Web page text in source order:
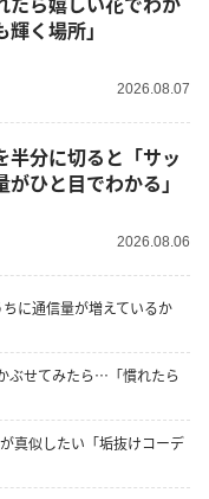
く場所」
2026.08.07
半分に切ると「サッ
ひと目でわかる」
2026.08.06
に通信量が増えているか
ぶせてみたら…「慣れたら
真似したい「垢抜けコーデ